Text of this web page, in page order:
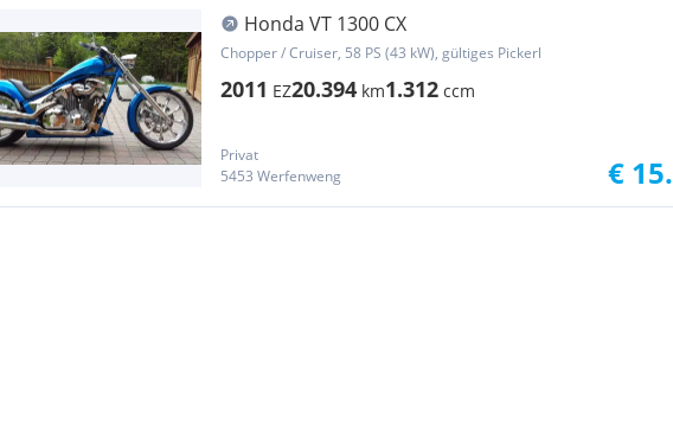
Honda VT 1300 CX
Chopper / Cruiser, 58 PS (43 kW), gültiges Pickerl
2011 EZ20.394 km1.312 ccm
Privat
5453 Werfenweng
€